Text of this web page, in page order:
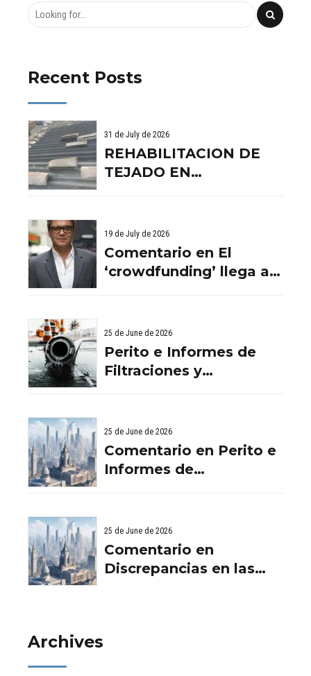
Recent Posts
31 de July de 2026
REHABILITACION DE
TEJADO EN
19 de July de 2026
Comentario en El
‘crowdfunding’ llega al
llega al ladrillo por
Comentario en El
‘crowdfunding’ llega al
ladrillo por El
Aurema Group - Grupo
Aurema -
Rehabilitaciones y
25 de June de 2026
Perito e Informes de
Filtraciones y
Debes Saber
25 de June de 2026
Comentario en Perito e
Informes de
Viviendas: Lo Que
Debes Saber por
empresa de desatascos
25 de June de 2026
Comentario en
Discrepancias en las
Archives